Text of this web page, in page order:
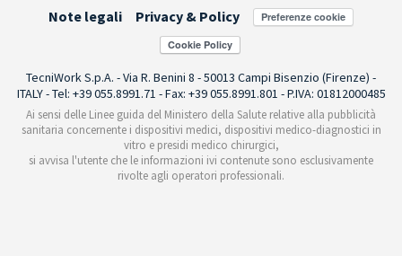
Note legali
Privacy & Policy Preferenze cookie
TecniWork S.p.A. - Via R. Benini 8 - 50013 Campi Bisenzio (Firenze) -
ITALY - Tel: +39 055.8991.71 - Fax: +39 055.8991.801 - P.IVA: 01812000485
Ai sensi delle Linee guida del Ministero della Salute relative alla pubblicità
sanitaria concernente i dispositivi medici, dispositivi medico-diagnostici in
vitro e presidi medico chirurgici,
si avvisa l'utente che le informazioni ivi contenute sono esclusivamente
rivolte agli operatori professionali.